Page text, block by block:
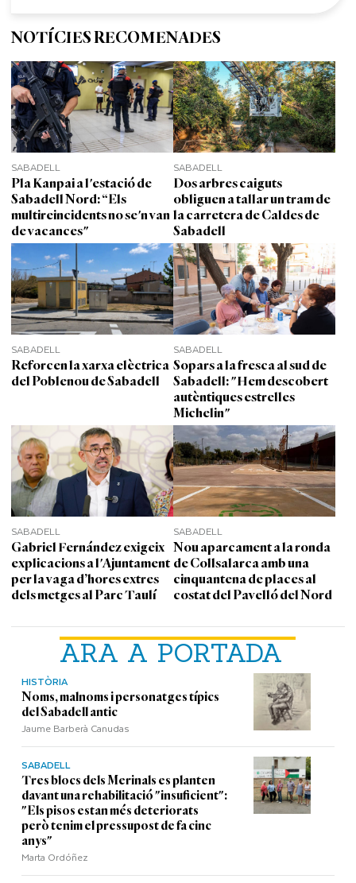
ARA A PORTADA
HISTÒRIA
Noms, malnoms i personatges típics
del Sabadell antic
Jaume Barberà Canudas
SABADELL
Tres blocs dels Merinals es planten
davant una rehabilitació "insuficient":
"Els pisos estan més deteriorats
però tenim el pressupost de fa cinc
anys"
Marta Ordóñez
NOTÍCIES RECOMENADES
SABADELL
Pla Kanpai a l'estació de
Sabadell Nord: “Els
multireincidents no se'n van
de vacances"
SABADELL
Dos arbres caiguts
obliguen a tallar un tram de
la carretera de Caldes de
Sabadell
SABADELL
Reforcen la xarxa elèctrica
del Poblenou de Sabadell
SABADELL
Sopars a la fresca al sud de
Sabadell: "Hem descobert
autèntiques estrelles
Michelin"
SABADELL
Gabriel Fernández exigeix
explicacions a l'Ajuntament
per la vaga d’hores extres
dels metges al Parc Taulí
SABADELL
Nou aparcament a la ronda
de Collsalarca amb una
cinquantena de places al
costat del Pavelló del Nord